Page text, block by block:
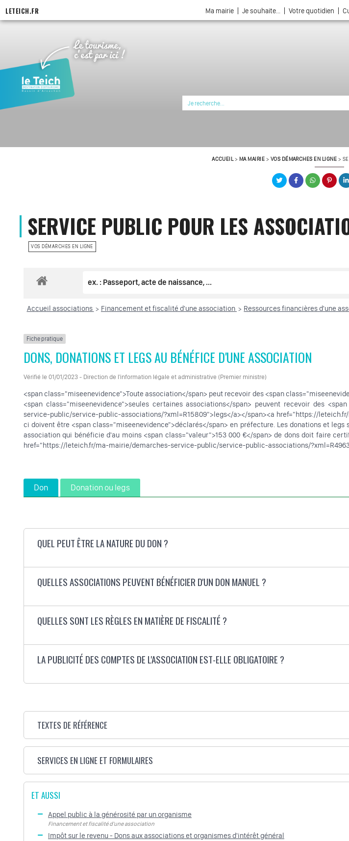
au
LETEICH.FR Ma mairie Je souhaite... Votre quotidien
ACCUEIL> MA MAIRIE > VOS DÉMARCHES EN LIGNE >
SERVICE PUBLIC POUR LES
VOS DÉMARCHES EN LIGNE
Accueil associations > Financement et fiscalité d'une association > Ressources financières d'une
Fiche pratique
DONS, DONATIONS ET LEGS AU BÉNÉFICE D'UNE ASSOCIATION
Vérifié le 01/01/2023 - Direction de l'information légale et administrative (Premier ministre)
<span class="miseenevidence">Toute association</span> peut recevoir des <span
<span class="miseenevidence">seules certaines associations</span> peuvent recevoir des
service-public/service-public-associations/?xml=R15809">legs</a></span><a href="https://
ci doivent être <span class="miseenevidence">déclarés</span> en préfecture. Les donations et
association qui bénéficie d'au moins <span class="valeur">153 000 €</span> de dons doit faire
href="https://leteich.fr/ma-mairie/demarches-service-public/service-public-associations/
Don Donation ou legs
QUEL PEUT ÊTRE LA NATURE DU DON ?
QUELLES ASSOCIATIONS PEUVENT BÉNÉFICIER D'UN DON MANUEL ?
QUELLES SONT LES RÈGLES EN MATIÈRE DE FISCALITÉ ?
LA PUBLICITÉ DES COMPTES DE L'ASSOCIATION EST-ELLE OBLIGATOIRE ?
TEXTES DE RÉFÉRENCE
SERVICES EN LIGNE ET FORMULAIRES
ET AUSSI
Appel public à la générosité par un organisme
Financement et fiscalité d'une association
Impôt sur le revenu - Dons aux associations et organismes d'intérêt général